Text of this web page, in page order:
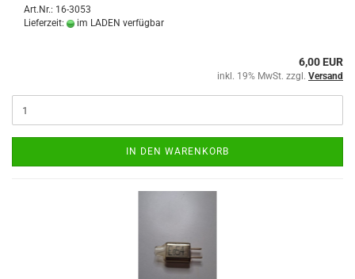
Art.Nr.: 16-3053
Lieferzeit:
im LADEN verfügbar
6,00 EUR
inkl. 19% MwSt. zzgl. Versand
IN DEN WARENKORB